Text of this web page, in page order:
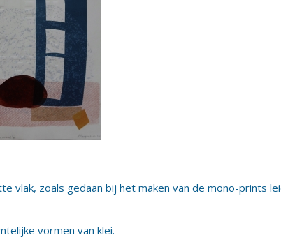
vlak, zoals gedaan bij het maken van de mono-prints
vormen van klei.